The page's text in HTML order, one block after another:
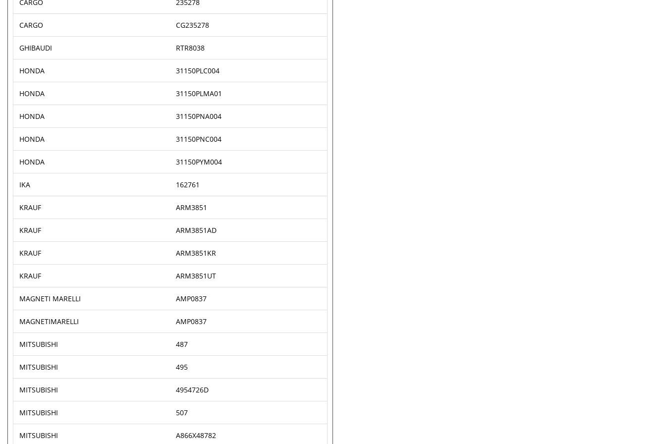
CARGO 235278
CARGO CG235278
GHIBAUDI RTR8038
HONDA 31150PLC004
HONDA 31150PLMA01
HONDA 31150PNA004
HONDA 31150PNC004
HONDA 31150PYM004
IKA 162761
KRAUF ARM3851
KRAUF ARM3851AD
KRAUF ARM3851KR
KRAUF ARM3851UT
MAGNETI MARELLI AMP0837
MAGNETIMARELLI AMP0837
MITSUBISHI 487
MITSUBISHI 495
MITSUBISHI 4954726D
MITSUBISHI 507
MITSUBISHI A866X48782